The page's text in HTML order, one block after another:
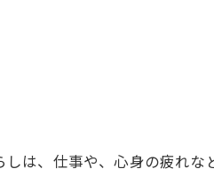
しは、仕事や、心身の疲れ